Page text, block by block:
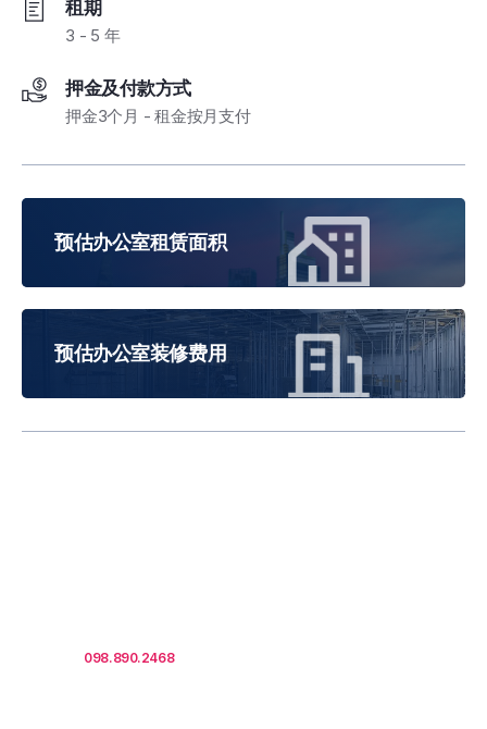
租期
3 - 5 年
押金及付款方式
押金3个月 - 租金按月支付
预估办公室租赁面积
预估办公室装修费用
098.890.2468获取报价.